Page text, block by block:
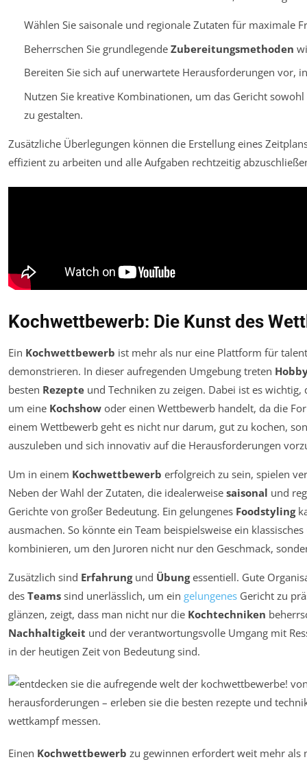
Wählen Sie saisonale und regionale Zutaten für maximale
Beherrschen Sie grundlegende Zubereitungsmethoden
Bereiten Sie sich auf unerwartete Herausforderungen vor,
Nutzen Sie kreative Kombinationen, um das Gericht
zu gestalten.
Zusätzliche Überlegungen können die Erstellung eines
effizient zu arbeiten und alle Aufgaben rechtzeitig
Kochwettbewerb: Die Kunst des
Ein Kochwettbewerb ist mehr als nur eine Plattform für
demonstrieren. In dieser aufregenden Umgebung treten
besten Rezepte und Techniken zu zeigen. Dabei ist es
um eine Kochshow oder einen Wettbewerb handelt, da die
einem Wettbewerb geht es nicht nur darum, gut zu kochen,
auszuleben und sich innovativ auf die Herausforderungen
Um in einem Kochwettbewerb erfolgreich zu sein, spielen
Neben der Wahl der Zutaten, die idealerweise saisonal und
Gerichte von großer Bedeutung. Ein gelungenes Foodstyling
ausmachen. So könnte ein Team beispielsweise ein
kombinieren, um den Juroren nicht nur den Geschmack,
Zusätzlich sind Erfahrungund Übungessentiell. Gute
des Teams sind unerlässlich, um ein gelungenes Gericht zu
glänzen, zeigt, dass man nicht nur die Kochtechniken
Nachhaltigkeit und der verantwortungsvolle Umgang mit
in der heutigen Zeit von Bedeutung sind.
Einen Kochwettbewerb zu gewinnen erfordert weit mehr als